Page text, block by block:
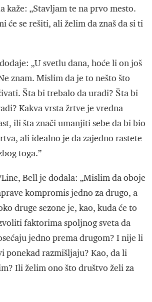
kaže: „Stavljam te na prvo mesto.
će se rešiti, ali želim da znaš da si ti
„U svetlu dana, hoće li on još
znam. Mislim da je to nešto što
Šta bi trebalo da uradi? Šta bi
Kakva vrsta žrtve je vredna
ili šta znači umanjiti sebe da bi bio
ali idealno je da zajedno rastete
toga.”
Bell je dodala: „Mislim da oboje
kompromis jedno za drugo, a
druge sezone je, kao, kuda će to
faktorima spoljnog sveta da
jedno prema drugom? I nije li
ponekad razmišljaju? Kao, da li
Ili želim ono što društvo želi za